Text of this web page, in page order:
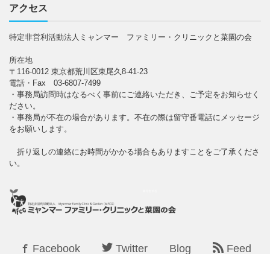
アクセス
特定非営利活動法人ミャンマー ファミリー・クリニックと菜園の会
所在地
〒116-0012 東京都荒川区東尾久8-41-23
電話・Fax 03-6807-7499
・事務局訪問時はなるべく事前にご連絡いただき、ご予定をお知らせく
ださい。
・事務局が不在の場合があります。不在の際は留守番電話にメッセージ
をお願いします。
折り返しの連絡にお時間がかかる場合もありますことをご了承くださ
い。
Facebook Twitter Blog Feed